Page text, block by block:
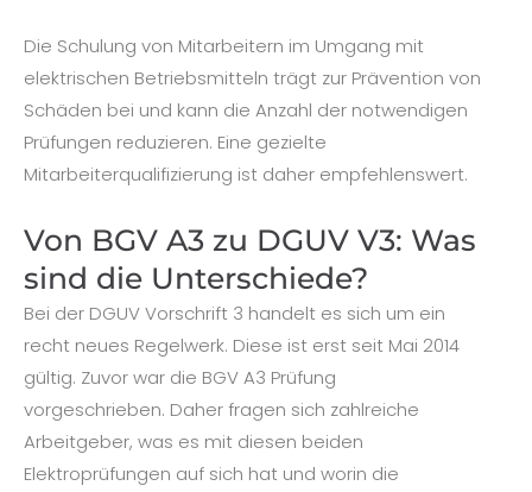
Die Schulung von Mitarbeitern im Umgang mit
elektrischen Betriebsmitteln trägt zur Prävention von
Schäden bei und kann die Anzahl der notwendigen
Prüfungen reduzieren. Eine gezielte
Mitarbeiterqualifizierung ist daher empfehlenswert.
Von BGV A3 zu DGUV V3: Was
sind die Unterschiede?
Bei der DGUV Vorschrift 3 handelt es sich um ein
recht neues Regelwerk. Diese ist erst seit Mai 2014
gültig. Zuvor war die BGV A3 Prüfung
vorgeschrieben. Daher fragen sich zahlreiche
Arbeitgeber, was es mit diesen beiden
Elektroprüfungen auf sich hat und worin die